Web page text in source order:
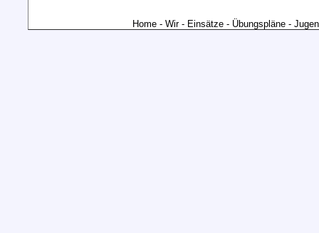
Home- Wir- Einsätze- Übungspläne-